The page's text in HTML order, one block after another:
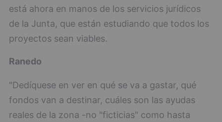
está ahora en manos de los servicios jurídicos
de la Junta, que están estudiando que todos los
proyectos sean viables.
Ranedo
"Dedíquese en ver en qué se va a gastar, qué
fondos van a destinar, cuáles son las ayudas
reales de la zona -no "ficticias" como hasta